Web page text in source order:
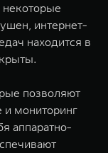
интернет-
находится в
позволяют
и мониторинг
аппаратно-